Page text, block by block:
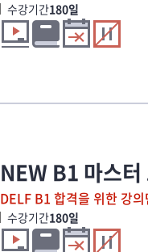
수강기간180일
NEW B1 마스터
DELF B1 합격을 위한 강
수강기간180일